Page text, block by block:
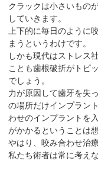
クラックは小さいもの
していきます。
上下的に毎日のように
まうというわけです。
しかも現代はストレス
ことも歯根破折がトピ
でしょう。
力が原因して歯牙を失
の場所だけインプラン
わせのインプラントを
がかかるということは
やはり、咬み合わせ治
私たち術者は常に考え